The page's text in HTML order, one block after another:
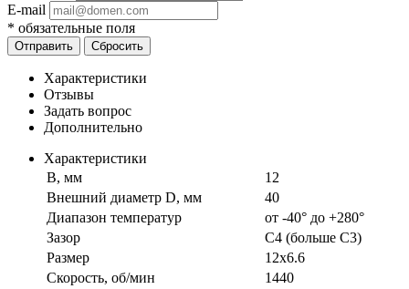
E-mail
* обязательные поля
Отправить Сбросить
Характеристики
Отзывы
Задать вопрос
Дополнительно
Характеристики
B, мм
12
Внешний диаметр D, мм
40
Диапазон температур
от -40° до +280°
Зазор
C4 (больше С3)
Размер
12x6.6
Скорость, об/мин
1440